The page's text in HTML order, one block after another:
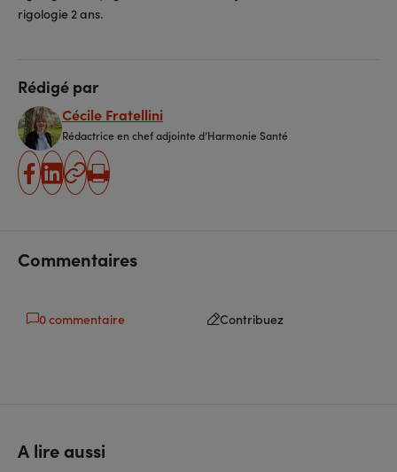
rigologie 2 ans.
Rédigé par
Cécile Fratellini
Rédactrice en chef adjointe d’Harmonie Santé
partager
partager
Copier
Imprimer
Commentaires
0 commentaire Contribuez
A lire aussi